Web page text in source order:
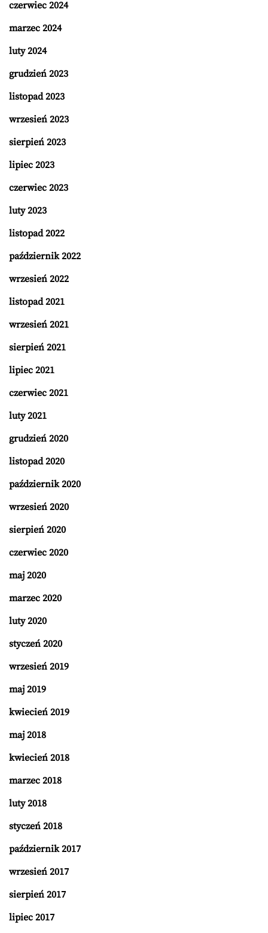
czerwiec 2024
marzec 2024
luty 2024
grudzień 2023
listopad 2023
wrzesień 2023
sierpień 2023
lipiec 2023
czerwiec 2023
luty 2023
listopad 2022
październik 2022
wrzesień 2022
listopad 2021
wrzesień 2021
sierpień 2021
lipiec 2021
czerwiec 2021
luty 2021
grudzień 2020
listopad 2020
październik 2020
wrzesień 2020
sierpień 2020
czerwiec 2020
maj 2020
marzec 2020
luty 2020
styczeń 2020
wrzesień 2019
maj 2019
kwiecień 2019
maj 2018
kwiecień 2018
marzec 2018
luty 2018
styczeń 2018
październik 2017
wrzesień 2017
sierpień 2017
lipiec 2017